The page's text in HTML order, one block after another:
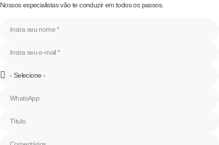
Nossos especialistas vão te conduzir em todos os passos.